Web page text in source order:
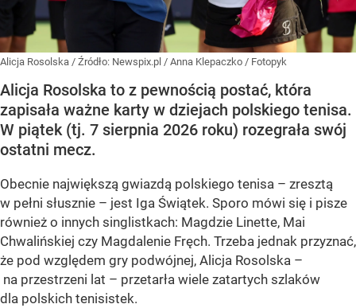
Alicja Rosolska / Źródło: Newspix.pl / Anna Klepaczko / Fotopyk
Alicja Rosolska to z pewnością postać, która
zapisała ważne karty w dziejach polskiego tenisa.
W piątek (tj. 7 sierpnia 2026 roku) rozegrała swój
ostatni mecz.
Obecnie największą gwiazdą polskiego tenisa – zresztą
w pełni słusznie – jest Iga Świątek. Sporo mówi się i pisze
również o innych singlistkach: Magdzie Linette, Mai
Chwalińskiej czy Magdalenie Fręch. Trzeba jednak przyznać,
że pod względem gry podwójnej, Alicja Rosolska –
na przestrzeni lat – przetarła wiele zatartych szlaków
dla polskich tenisistek.